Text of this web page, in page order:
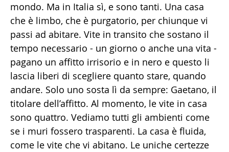
mondo. Ma in Italia sì, e sono tanti. Una casa
che è limbo, che è purgatorio, per chiunque vi
passi ad abitare. Vite in transito che sostano il
tempo necessario - un giorno o anche una vita -
pagano un affitto irrisorio e in nero e questo li
lascia liberi di scegliere quanto stare, quando
andare. Solo uno sosta lì da sempre: Gaetano, il
titolare dell’affitto. Al momento, le vite in casa
sono quattro. Vediamo tutti gli ambienti come
se i muri fossero trasparenti. La casa è fluida,
come le vite che vi abitano. Le uniche certezze